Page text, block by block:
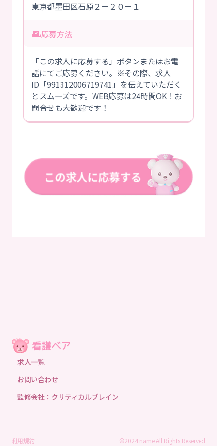
東京都墨田区石原２－２０－１
応募方法
「この求人に応募する」ボタンまたはお電
話にてご応募ください。※その際、求人
ID「991312006719741」を伝えていただく
とスムーズです。WEB応募は24時間OK！お
問合せも大歓迎です！
求人一覧
お問い合わせ
監修会社：クリティカルブレイン
利用規約
©2024 name All Rights Reserved